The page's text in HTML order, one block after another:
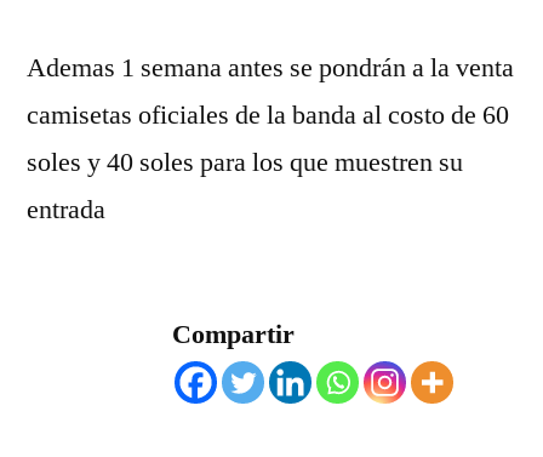
Ademas 1 semana antes se pondrán a la venta
camisetas oficiales de la banda al costo de 60
soles y 40 soles para los que muestren su
entrada
Compartir